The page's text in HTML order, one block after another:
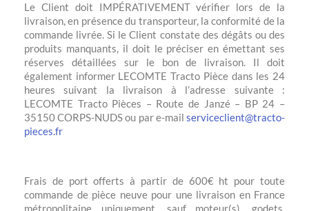
Le Client doit IMPÉRATIVEMENT vérifier lors de la
livraison, en présence du transporteur, la conformité de la
commande livrée. Si le Client constate des dégâts ou des
produits manquants, il doit le préciser en émettant ses
réserves détaillées sur le bon de livraison. Il doit
également informer LECOMTE Tracto Pièce dans les 24
heures suivant la livraison à l’adresse suivante :
LECOMTE Tracto Pièces – Route de Janzé – BP 24 –
35150 CORPS-NUDS ou par e-mail serviceclient@tracto-
pieces.fr
Frais de port offerts à partir de 600€ ht pour toute
commande de pièce neuve pour une livraison en France
métropolitaine uniquement, sauf moteur(s), godets,